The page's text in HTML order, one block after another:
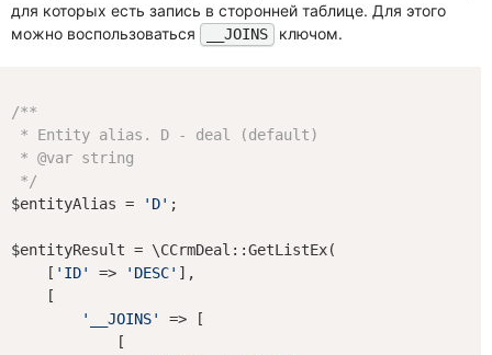
для которых есть запись в сторонней таблице. Для этого
можно воспользоваться
__JOINS ключом.
/**
* Entity alias. D - deal (default)
* @var string
*/
$entityAlias =
'D' ;
$entityResult = \CCrmDeal::GetListEx(
    [
'ID' => 'DESC' ],
    [
'__JOINS'
=> [
            [